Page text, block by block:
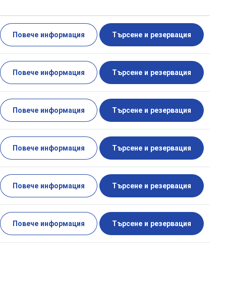
Повече информация Търсене и резервация
Повече информация Търсене и резервация
Повече информация Търсене и резервация
Повече информация Търсене и резервация
Повече информация Търсене и резервация
Повече информация Търсене и резервация